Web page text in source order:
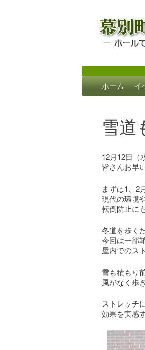
幕別
ホールで行わ
Skip
to
ホーム イ
雪道
12月12日（
皆さんお早
まずは1、2
現代の環境
転倒防止に
冬道を歩く
今回は一部
屋内でのス
雪も積もり
風がなく歩
ストレッチ
効果を実感